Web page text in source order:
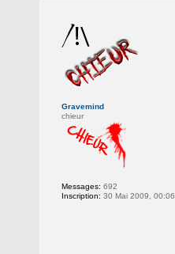
Gravemind
chieur
Messages: 692
Inscription: 30 Mai 2009, 00:06